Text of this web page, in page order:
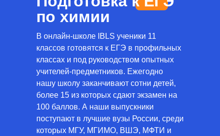
по химии
В онлайн-школе IBLS ученики 11
классов готовятся к ЕГЭ в профильных
классах и под руководством опытных
учителей-предметников. Ежегодно
нашу школу заканчивают сотни детей,
более 15 из которых сдают экзамен на
100 баллов. А наши выпускники
поступают в лучшие вузы России, среди
которых МГУ, МГИМО, ВШЭ, МФТИ и